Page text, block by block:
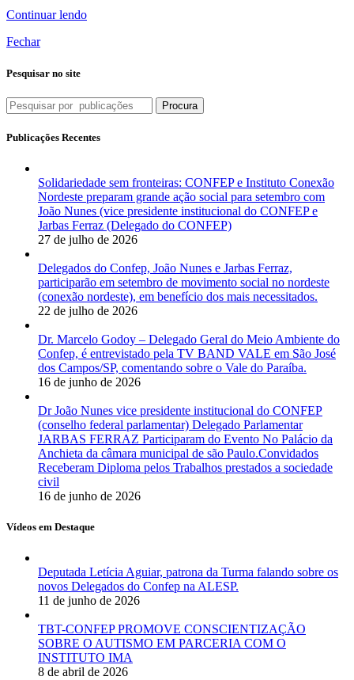
Continuar lendo
Fechar
Pesquisar no site
Procura
Publicações Recentes
Solidariedade sem fronteiras: CONFEP e Instituto Conexão
Nordeste preparam grande ação social para setembro com
João Nunes (vice presidente institucional do CONFEP e
Jarbas Ferraz (Delegado do CONFEP)
27 de julho de 2026
Delegados do Confep, João Nunes e Jarbas Ferraz,
participarão em setembro de movimento social no nordeste
(conexão nordeste), em benefício dos mais necessitados.
22 de julho de 2026
Dr. Marcelo Godoy – Delegado Geral do Meio Ambiente do
Confep, é entrevistado pela TV BAND VALE em São José
dos Campos/SP, comentando sobre o Vale do Paraíba.
16 de junho de 2026
Dr João Nunes vice presidente institucional do CONFEP
(conselho federal parlamentar) Delegado Parlamentar
JARBAS FERRAZ Participaram do Evento No Palácio da
Anchieta da câmara municipal de são Paulo.Convidados
Receberam Diploma pelos Trabalhos prestados a sociedade
civil
16 de junho de 2026
Vídeos em Destaque
Deputada Letícia Aguiar, patrona da Turma falando sobre os
novos Delegados do Confep na ALESP.
11 de junho de 2026
TBT-CONFEP PROMOVE CONSCIENTIZAÇÃO
SOBRE O AUTISMO EM PARCERIA COM O
INSTITUTO IMA
8 de abril de 2026